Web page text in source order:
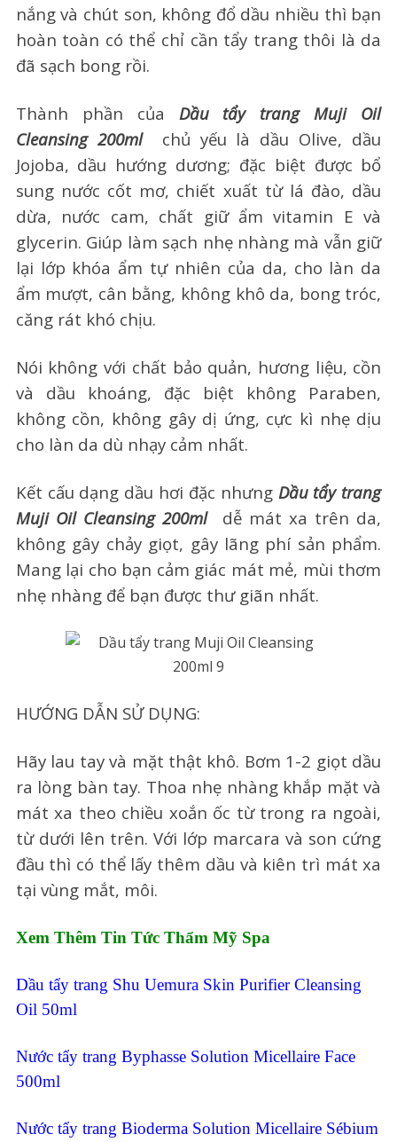
nắng và chút son, không đổ dầu nhiều thì bạn
hoàn toàn có thể chỉ cần tẩy trang thôi là da
đã sạch bong rồi.
Thành phần của Dầu tẩy trang Muji Oil
Cleansing 200mlchủ yếu là dầu Olive, dầu
Jojoba, dầu hướng dương; đặc biệt được bổ
sung nước cốt mơ, chiết xuất từ lá đào, dầu
dừa, nước cam, chất giữ ẩm vitamin E và
glycerin. Giúp làm sạch nhẹ nhàng mà vẫn giữ
lại lớp khóa ẩm tự nhiên của da, cho làn da
ẩm mượt, cân bằng, không khô da, bong tróc,
căng rát khó chịu.
Nói không với chất bảo quản, hương liệu, cồn
và dầu khoáng, đặc biệt không Paraben,
không cồn, không gây dị ứng, cực kì nhẹ dịu
cho làn da dù nhạy cảm nhất.
Kết cấu dạng dầu hơi đặc nhưng Dầu tẩy trang
Muji Oil Cleansing 200mldễ mát xa trên da,
không gây chảy giọt, gây lãng phí sản phẩm.
Mang lại cho bạn cảm giác mát mẻ, mùi thơm
nhẹ nhàng để bạn được thư giãn nhất.
HƯỚNG DẪN SỬ DỤNG:
Hãy lau tay và mặt thật khô. Bơm 1-2 giọt dầu
ra lòng bàn tay. Thoa nhẹ nhàng khắp mặt và
mát xa theo chiều xoắn ốc từ trong ra ngoài,
từ dưới lên trên. Với lớp marcara và son cứng
đầu thì có thể lấy thêm dầu và kiên trì mát xa
tại vùng mắt, môi.
Xem Thêm Tin Tức Thẩm Mỹ Spa
Dầu tẩy trang Shu Uemura Skin Purifier Cleansing
Oil 50ml
Nước tẩy trang Byphasse Solution Micellaire Face
500ml
Nước tẩy trang Bioderma Solution Micellaire Sébium